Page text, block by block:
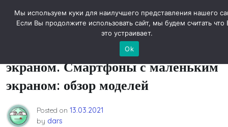
Новости технологий
Лучшие телефоны с маленьким
экраном. Смартфоны с маленьким
экраном: обзор моделей
Posted on 13.03.2021
by dars
Мы используем куки для наилучшего представления нашего
Если Вы продолжите использовать сайт, мы будем считать что
это устраивает.
Ok